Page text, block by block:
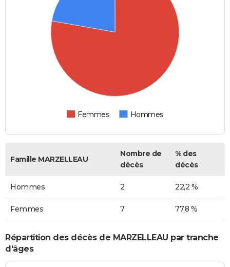
Femmes Hommes
Famille MARZELLEAU
Nombre de
décès
% des
décès
Hommes 2 22,2 %
Femmes 7 77,8 %
Répartition des décès de MARZELLEAU par tranche
d'âges